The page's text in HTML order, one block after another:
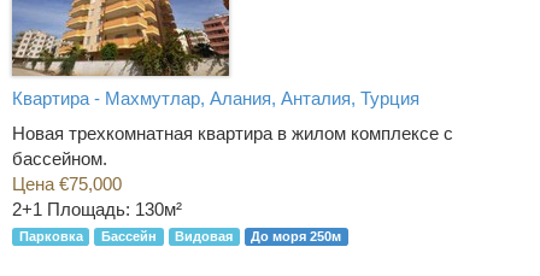
Квартира - Махмутлар, Алания, Анталия, Турция
Новая трехкомнатная квартира в жилом комплексе с
бассейном.
Цена €75,000
2+1 Площадь: 130м²
Парковка Бассейн Видовая До моря 250м